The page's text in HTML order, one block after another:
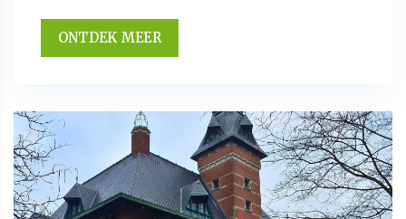
ONTDEK MEER